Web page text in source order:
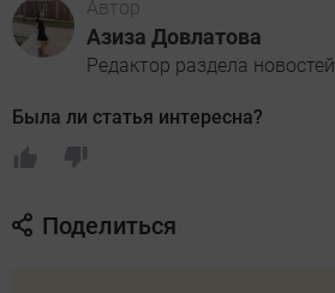
Автор
Азиза Довлатова
Редактор раздела новостей
Была ли статья интересна?
Поделиться